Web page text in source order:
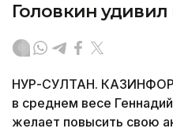
Головкин
НУР-СУЛТАН.
в среднем весе
желает повысить свою